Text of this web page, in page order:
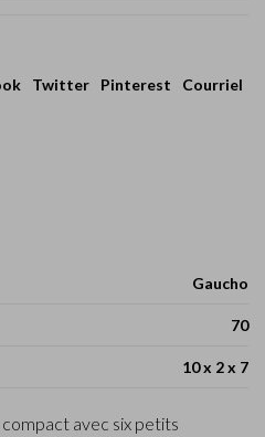
Twitter Pinterest Courriel
Gaucho
70
10 x 2 x 7
avec six petits